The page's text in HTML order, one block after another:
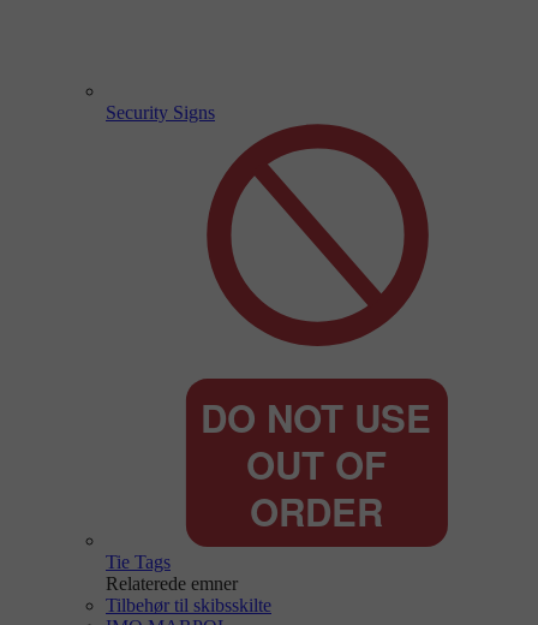
Security Signs
Tie Tags
Relaterede emner
Tilbehør til skibsskilte